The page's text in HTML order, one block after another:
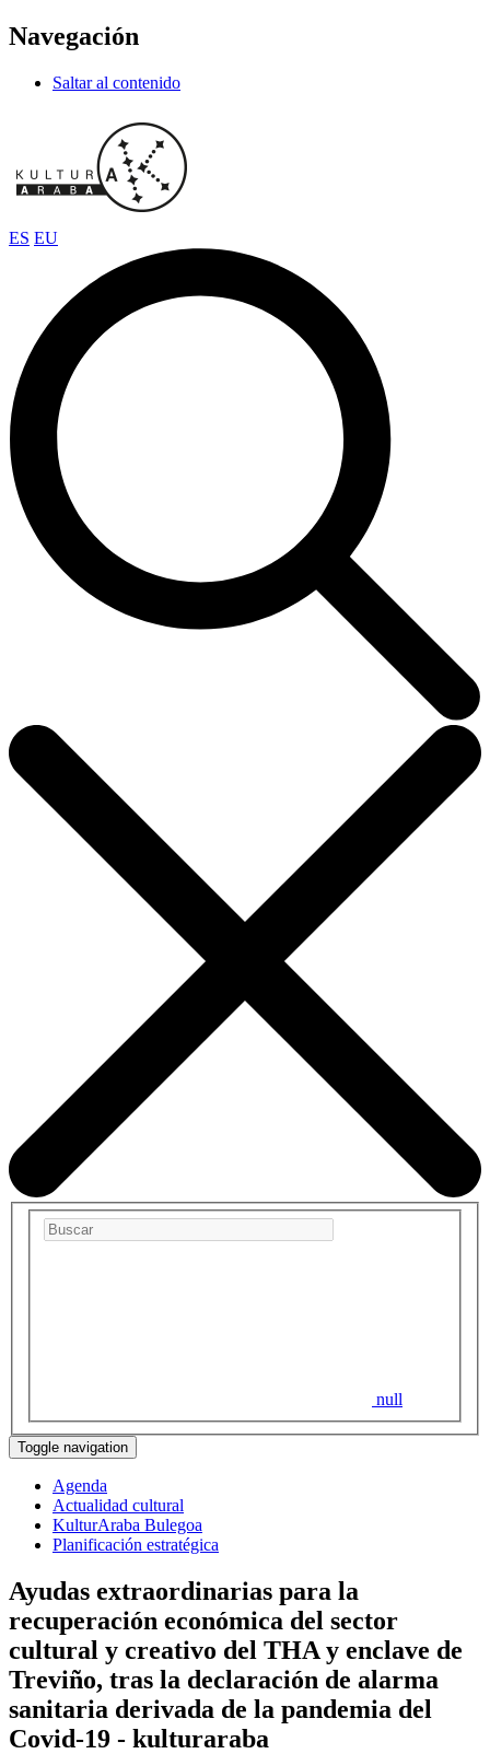
Navegación
Saltar al contenido
ES EU
null
Toggle navigation
Agenda
Actualidad cultural
KulturAraba Bulegoa
Planificación estratégica
Ayudas extraordinarias para la
recuperación económica del sector
cultural y creativo del THA y enclave de
Treviño, tras la declaración de alarma
sanitaria derivada de la pandemia del
Covid-19 - kulturaraba